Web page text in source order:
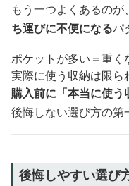
もう一つよくあるのが、
ち運びに不便になるパ
ポケットが多い＝重く
実際に使う収納は限ら
購入前に「本当に使
後悔しない選び方の第
後悔しやすい選び